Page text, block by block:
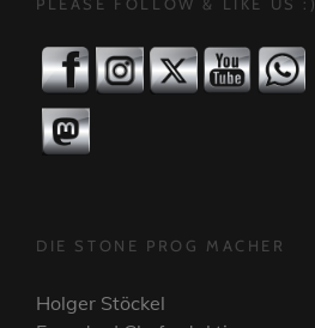
DIE STONE PROG MACHER
Holger Stöckel